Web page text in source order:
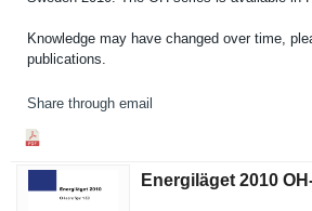
Knowledge may have changed over time,
publicatio­ns.
Share through email
Energiläget 2010